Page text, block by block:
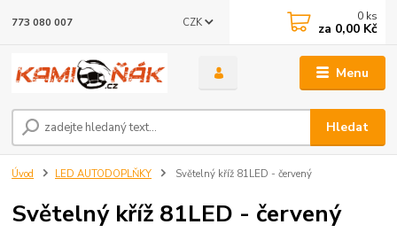
Menu
CZK
Hledat
773 080 007 0 ks
za 0,00 Kč
Úvod LED AUTODOPLŇKY Světelný kříž 81LED - červený
Světelný kříž 81LED - červený